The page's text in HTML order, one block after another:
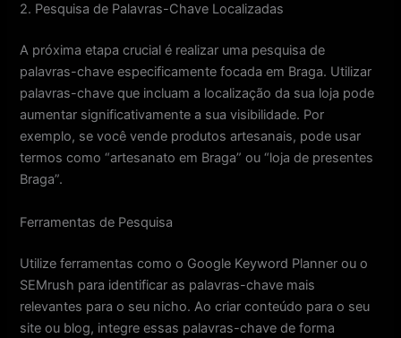
2. Pesquisa de Palavras-Chave Localizadas
A próxima etapa crucial é realizar uma pesquisa de
palavras-chave especificamente focada em Braga. Utilizar
palavras-chave que incluam a localização da sua loja pode
aumentar significativamente a sua visibilidade. Por
exemplo, se você vende produtos artesanais, pode usar
termos como “artesanato em Braga” ou “loja de presentes
Braga”.
Ferramentas de Pesquisa
Utilize ferramentas como o Google Keyword Planner ou o
SEMrush para identificar as palavras-chave mais
relevantes para o seu nicho. Ao criar conteúdo para o seu
site ou blog, integre essas palavras-chave de forma